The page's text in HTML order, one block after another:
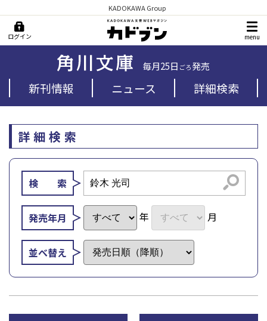
KADOKAWA Group
ログイン menu
毎月25日 ごろ発売
新刊情報 ニュース 詳細検索
詳細検索
検 索 検索
発売年月 年 月
並べ替え